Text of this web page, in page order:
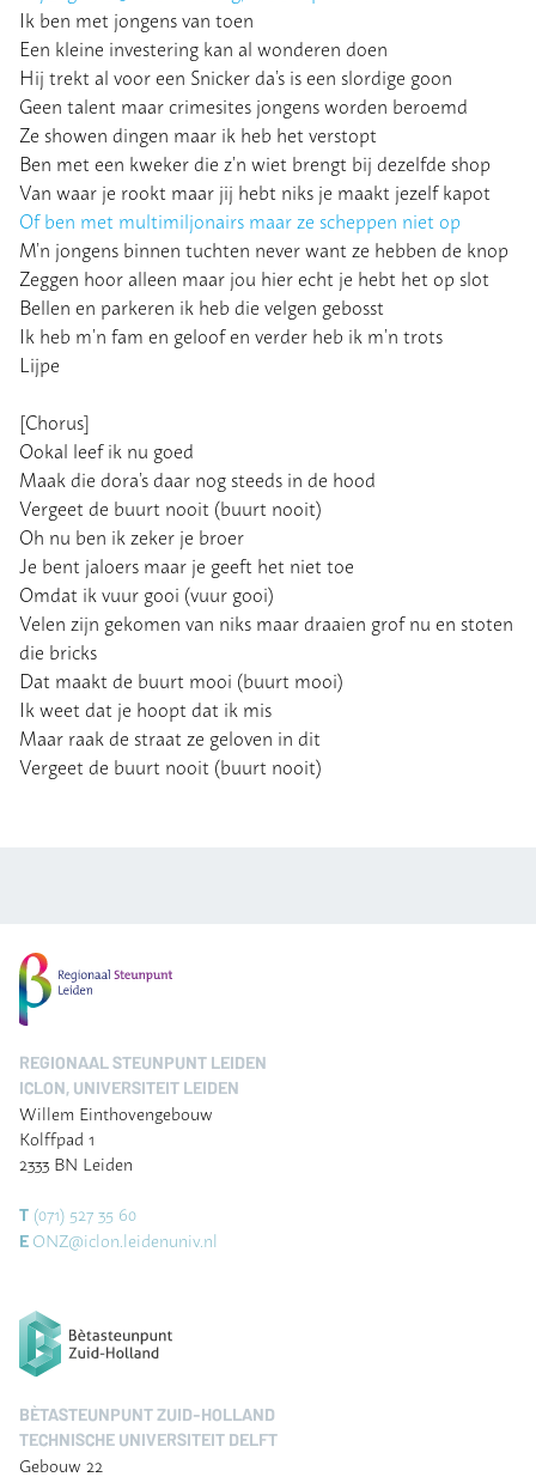
Ik ben met jongens van toen
Een kleine investering kan al wonderen doen
Hij trekt al voor een Snicker da’s is een slordige goon
Geen talent maar crimesites jongens worden beroemd
Ze showen dingen maar ik heb het verstopt
Ben met een kweker die z’n wiet brengt bij dezelfde shop
Van waar je rookt maar jij hebt niks je maakt jezelf kapot
Of ben met multimiljonairs maar ze scheppen niet op
M’n jongens binnen tuchten never want ze hebben de knop
Zeggen hoor alleen maar jou hier echt je hebt het op slot
Bellen en parkeren ik heb die velgen gebosst
Ik heb m’n fam en geloof en verder heb ik m’n trots
Lijpe
[Chorus]
Ookal leef ik nu goed
Maak die dora’s daar nog steeds in de hood
Vergeet de buurt nooit (buurt nooit)
Oh nu ben ik zeker je broer
Je bent jaloers maar je geeft het niet toe
Omdat ik vuur gooi (vuur gooi)
Velen zijn gekomen van niks maar draaien grof nu en stoten
die bricks
Dat maakt de buurt mooi (buurt mooi)
Ik weet dat je hoopt dat ik mis
Maar raak de straat ze geloven in dit
Vergeet de buurt nooit (buurt nooit)
REGIONAAL STEUNPUNT LEIDEN
ICLON, UNIVERSITEIT LEIDEN
Willem Einthovengebouw
Kolffpad 1
2333 BN Leiden
T (071) 527 35 60
E ONZ@iclon.leidenuniv.nl
BÈTASTEUNPUNT ZUID-HOLLAND
TECHNISCHE UNIVERSITEIT DELFT
Gebouw 22